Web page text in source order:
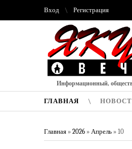
Вход Регистрация
Информационный,
ГЛАВНАЯ
Главная » 2026 » Апрель » 10